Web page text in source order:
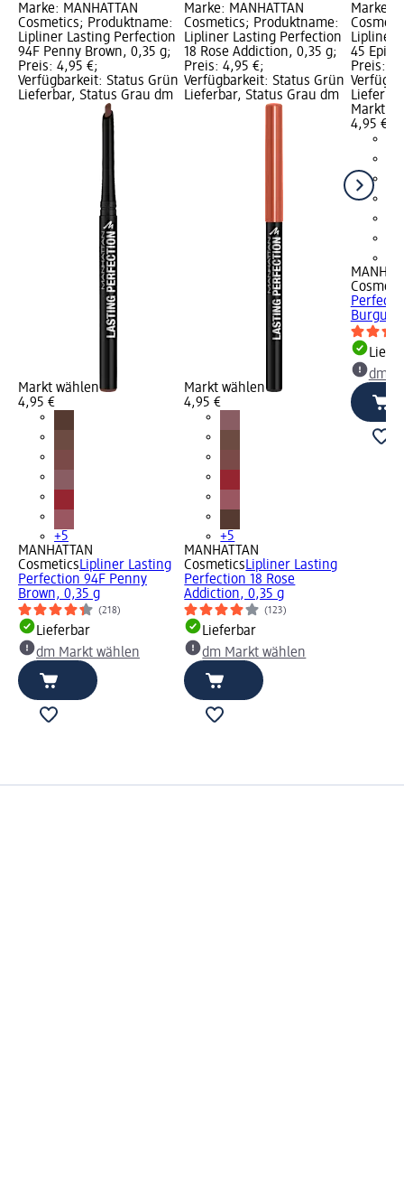
Marke: MANHATTAN
Cosmetics; Produktname:
Lipliner Lasting Perfection
94F Penny Brown, 0,35 g;
Preis: 4,95 €;
Verfügbarkeit: Status Grün
Lieferbar, Status Grau dm
Markt wählen
4,95 €
+5
MANHATTAN
CosmeticsLipliner Lasting
Perfection 94F Penny
Brown, 0,35 g
(218)
Lieferbar
dm Markt wählen
Marke: MANHATTAN
Cosmetics; Produktname:
Lipliner Lasting Perfection
18 Rose Addiction, 0,35 g;
Preis: 4,95 €;
Verfügbarkeit: Status Grün
Lieferbar, Status Grau dm
Markt wählen
4,95 €
+5
MANHATTAN
CosmeticsLipliner Lasting
Perfection 18 Rose
Addiction, 0,35 g
(123)
Lieferbar
dm Markt wählen
Marke:
Lipliner
45 Epic
Preis:
Markt
4,95 €
dm